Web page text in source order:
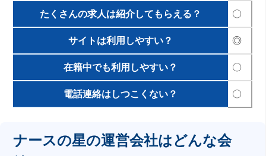
たくさんの求人は紹介してもらえる？ 〇
サイトは利用しやすい？ ◎
在籍中でも利用しやすい？ 〇
電話連絡はしつこくない？ 〇
ナースの星の運営会社はどんな会